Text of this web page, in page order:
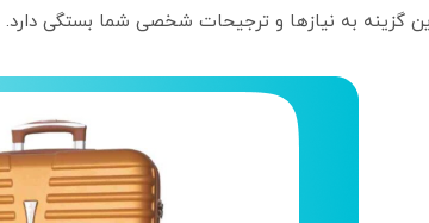
گزینه به نیازها و ترجیحات شخصی شما بستگی دارد.